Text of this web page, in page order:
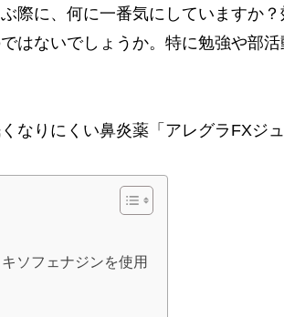
際に、何に一番気にしていますか
はないでしょうか。特に勉強や部
なりにくい鼻炎薬「アレグラFXジ
ソフェナジンを使用